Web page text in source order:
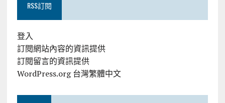
RSS訂閱
登入
訂閱網站內容的資訊提供
訂閱留言的資訊提供
WordPress.org 台灣繁體中文